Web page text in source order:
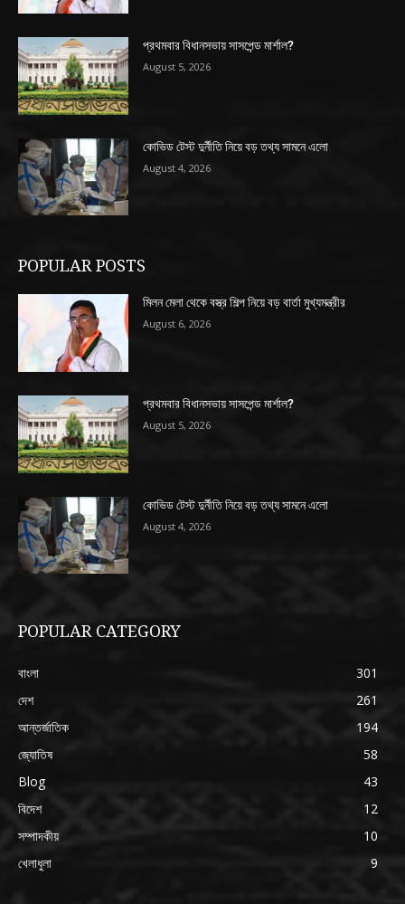
প্রথমবার বিধানসভায় সাসপেন্ড মার্শাল?
August 5, 2026
কোভিড টেস্ট দুর্নীতি নিয়ে বড় তথ্য সামনে এলো
August 4, 2026
POPULAR POSTS
মিলন মেলা থেকে বস্ত্র শিল্প নিয়ে বড় বার্তা মুখ্যমন্ত্রীর
August 6, 2026
প্রথমবার বিধানসভায় সাসপেন্ড মার্শাল?
August 5, 2026
কোভিড টেস্ট দুর্নীতি নিয়ে বড় তথ্য সামনে এলো
August 4, 2026
POPULAR CATEGORY
বাংলা
301
দেশ
261
আন্তর্জাতিক
194
জ্যোতিষ
58
Blog
43
বিদেশ
12
সম্পাদকীয়
10
খেলাধুলা
9